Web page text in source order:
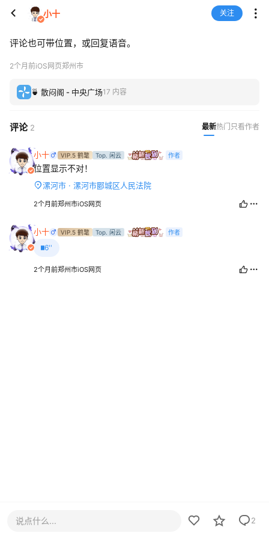
小十 关注
评论也可带位置，或回复语音。
2个月前iOS网页郑州市
🍵 散闷阁 - 中央广场17 内容
评论 2 最新热门 只看作者
小十 VIP.5 鹤氅 Top. 闲云 作者
位置显示不对！
漯河市 · 漯河市郾城区人民法院
2个月前郑州市iOS网页
小十 VIP.5 鹤氅 Top. 闲云 作者
6''
2个月前郑州市iOS网页
说点什么... 2